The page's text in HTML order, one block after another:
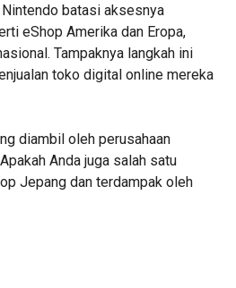
batasi aksesnya
eShop Amerika dan Eropa,
Tampaknya langkah ini
toko digital online mereka
diambil oleh perusahaan
Anda juga salah satu
Jepang dan terdampak oleh